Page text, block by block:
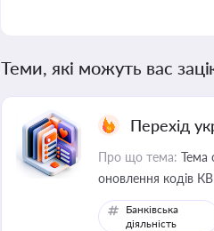
Теми, які можуть вас
Перехід
Про що тема: Тема
оновлення кодів
Банківська
діяльність